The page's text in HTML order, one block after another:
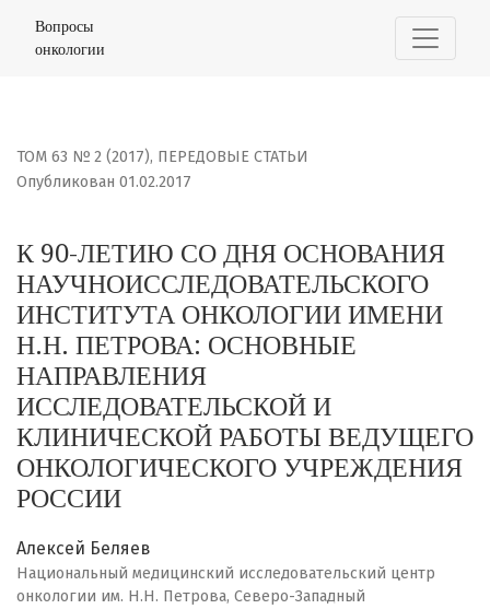
К 90-ЛЕТИЮ СО ДНЯ ОСНОВАНИЯ
Вопросы
онкологии
ТОМ 63 № 2 (2017), ПЕРЕДОВЫЕ СТАТЬИ
К 90-ЛЕТИЮ СО ДНЯ ОСНОВАНИЯ
НАУЧНОИССЛЕДОВАТЕЛЬСКОГО
ИНСТИТУТА ОНКОЛОГИИ ИМЕНИ
Н.Н. ПЕТРОВА: ОСНОВНЫЕ
НАПРАВЛЕНИЯ
ИССЛЕДОВАТЕЛЬСКОЙ И
КЛИНИЧЕСКОЙ РАБОТЫ ВЕДУЩЕГО
ОНКОЛОГИЧЕСКОГО УЧРЕЖДЕНИЯ
РОССИИ
Опубликован 01.02.2017
Алексей Беляев
Национальный медицинский исследовательский центр
онкологии им. Н.Н. Петрова, Северо-Западный